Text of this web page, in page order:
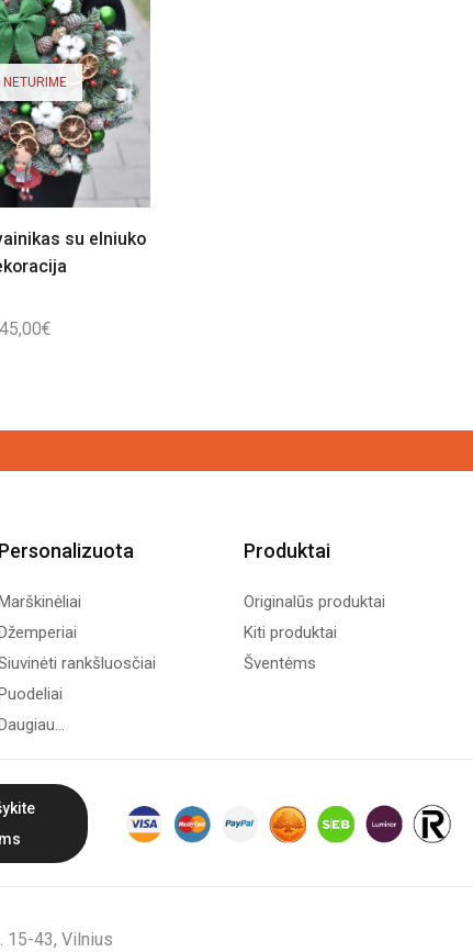
NETURIME
su elniuko
45,00€
Personalizuota
Marškinėliai
Džemperiai
rankšluosčiai
Puodeliai
Daugiau...
Produktai
Originalūs produktai
Kiti produktai
Šventėms
15-43, Vilnius